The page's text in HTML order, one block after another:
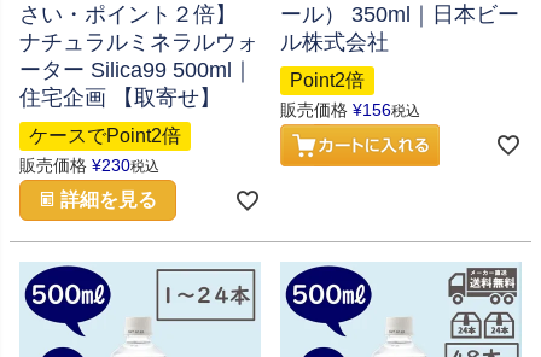
さい・ポイント２倍】
ナチュラルミネラルウォ
ーター Silica99 500ml｜
住宅企画 【取寄せ】
ケースでPoint2倍
販売価格 ¥230税込
詳細を見る
ール） 350ml｜日本ビー
ル株式会社
Point2倍
販売価格 ¥156税込